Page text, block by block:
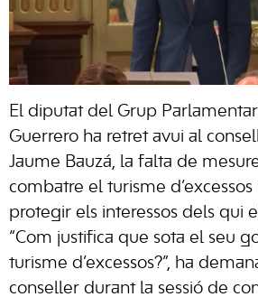
El diputat del Grup
Guerrero ha retret avui al
Jaume Bauzá, la falta de
combatre el turisme d’excessos
protegir els interessos dels qui
“Com justifica que sota el seu
turisme d’excessos?”, ha
conseller durant la sessió de